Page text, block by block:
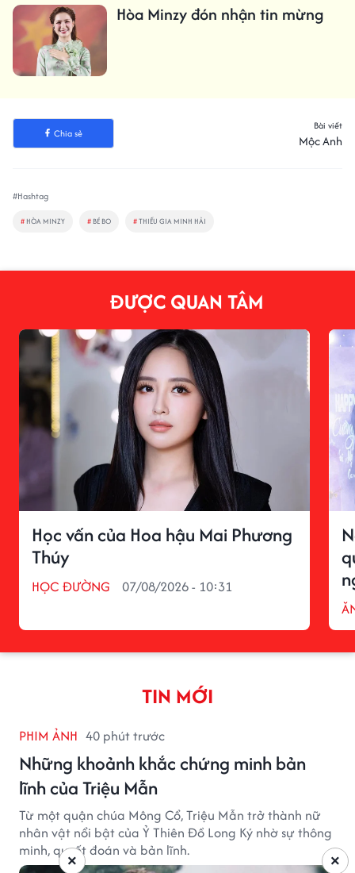
Hòa Minzy đón nhận tin mừng
Chia sẻ
Bài viết
Mộc Anh
#Hashtag
# HÒA MINZY # BÉ BO #THIẾU GIA MINH HẢI
ĐƯỢC QUAN TÂM
Học vấn của Hoa hậu Mai Phương
Thúy
HỌC ĐƯỜNG 07/08/2026 - 10:31
TIN MỚI
PHIM ẢNH 40 phút trước
Những khoảnh khắc chứng minh bản
lĩnh của Triệu Mẫn
Từ một quận chúa Mông Cổ, Triệu Mẫn trở thành nữ
nhân vật nổi bật của Ỷ Thiên Đồ Long Ký nhờ sự thông
minh, quyết đoán và bản lĩnh.
×
×